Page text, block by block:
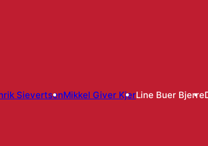
SievertsenMikkel Giver KjerLine Buer Bjerre